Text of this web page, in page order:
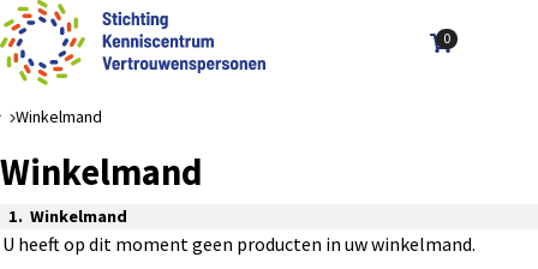
Aantal
0
Zoek
Winkelmand
Winkelmand
Huidig:
Winkelmand
U heeft op dit moment geen producten in uw winkelmand.